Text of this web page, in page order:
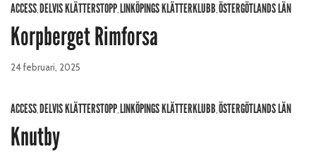
ACCESS,DELVIS KLÄTTERSTOPP,LINKÖPINGS KLÄTTERKLUBB,ÖSTERGÖTLANDS LÄN
Korpberget Rimforsa
24 februari, 2025
ACCESS,DELVIS KLÄTTERSTOPP,LINKÖPINGS KLÄTTERKLUBB,ÖSTERGÖTLANDS LÄN
Knutby